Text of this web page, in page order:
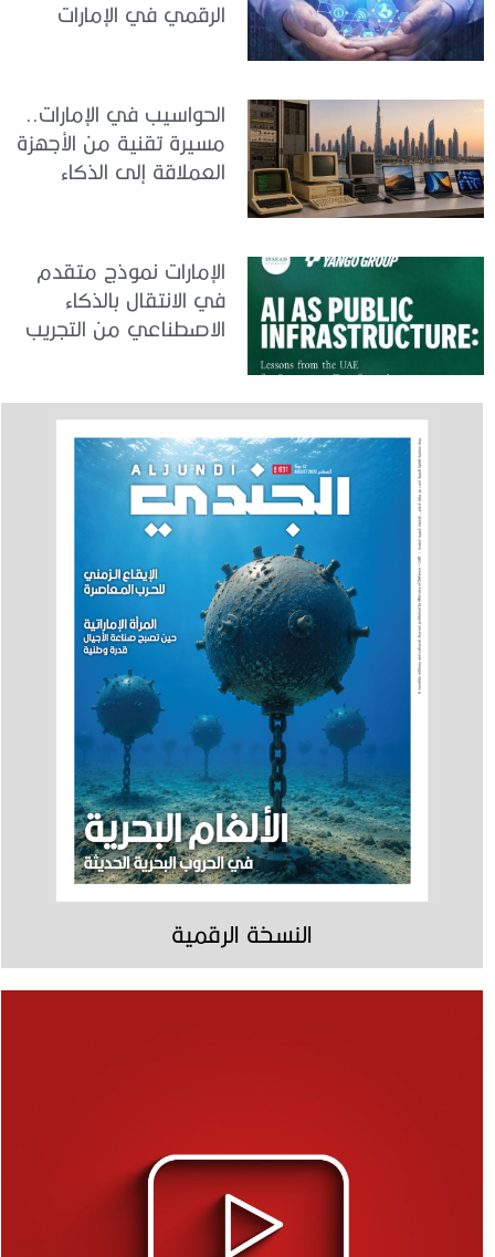
الرقمي في الإمارات
الحواسيب في الإمارات..
مسيرة تقنية من الأجهزة
العملاقة إلى الذكاء
الإمارات نموذج متقدم
في الانتقال بالذكاء
الاصطناعي من التجريب
النسخة الرقمية